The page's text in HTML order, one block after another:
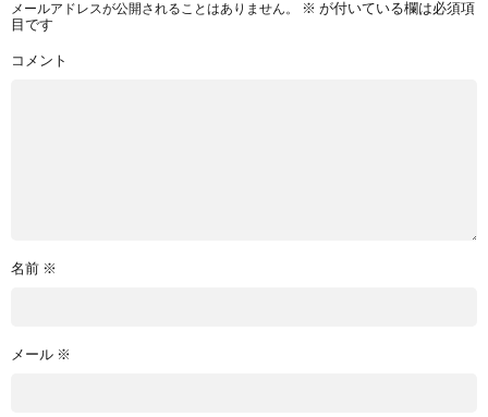
メールアドレスが公開されることはありません。 ※ が付いている欄は必須項
目です
コメント
名前 ※
メール ※